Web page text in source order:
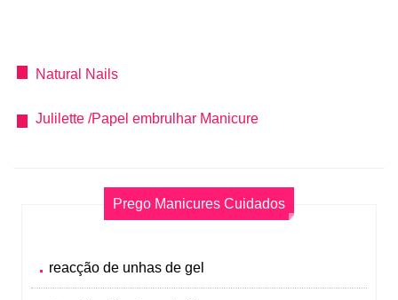
Natural Nails
Julilette /Papel embrulhar Manicure
Prego Manicures Cuidados
reacção de unhas de gel